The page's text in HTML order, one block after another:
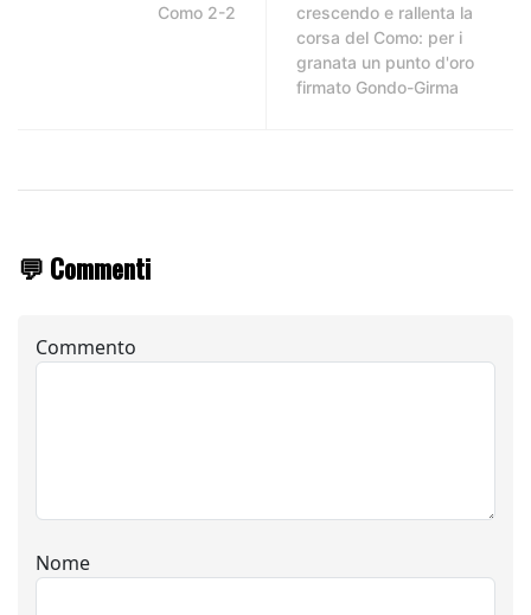
Como 2-2
crescendo e rallenta la
corsa del Como: per i
granata un punto d'oro
firmato Gondo-Girma
💬 Commenti